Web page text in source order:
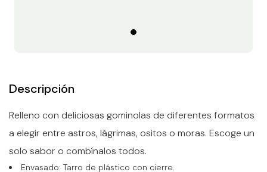
Descripción
Relleno con deliciosas gominolas de diferentes formatos
a elegir entre astros, lágrimas, ositos o moras. Escoge un
solo sabor o combínalos todos.
Envasado: Tarro de plástico con cierre.